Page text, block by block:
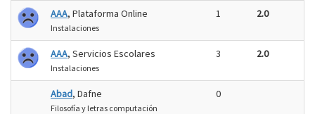
AAA, Plataforma Online
Instalaciones
1 2.0
AAA, Servicios Escolares
Instalaciones
3 2.0
Abad, Dafne
Filosofía y letras computación
0